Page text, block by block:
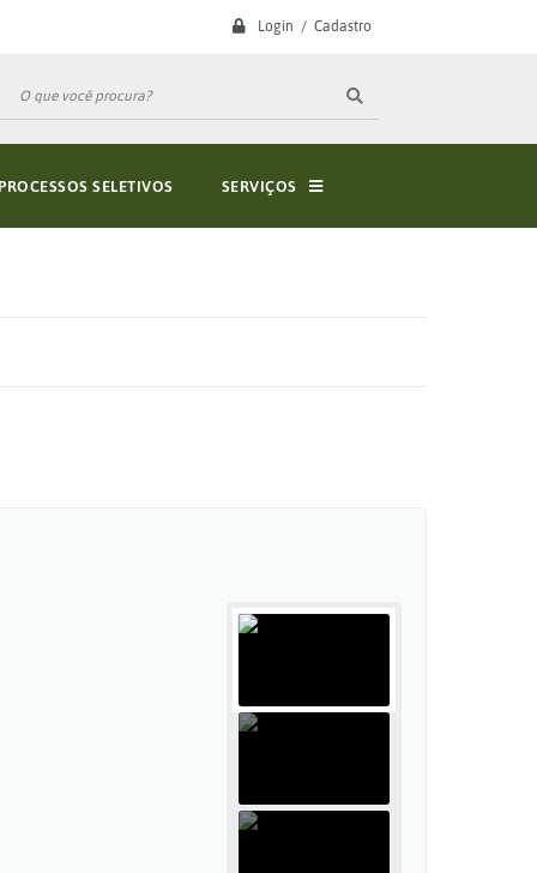
Login / Cadastro
SELETIVOS SERVIÇOS